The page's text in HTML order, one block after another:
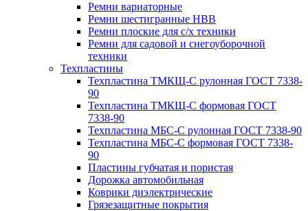
Ремни вариаторные
Ремни шестигранные HBB
Ремни плоские для с/х техники
Ремни для садовой и снегоуборочной
техники
Техпластины
Техпластина ТМКЩ-С рулонная ГОСТ 7338-
90
Техпластина ТМКЩ-С формовая ГОСТ
7338-90
Техпластина МБС-С рулонная ГОСТ 7338-90
Техпластина МБС-С формовая ГОСТ 7338-
90
Пластины губчатая и пористая
Дорожка автомобильная
Коврики диэлектрические
Грязезащитные покрытия